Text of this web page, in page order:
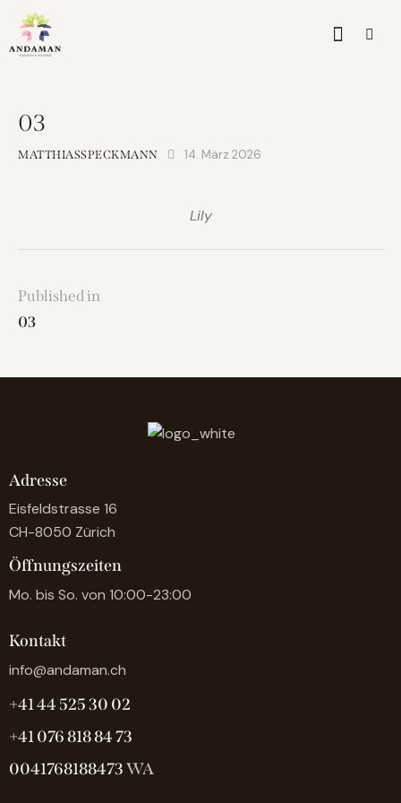
03
MATTHIASSPECKMANN 14. März 2026
Lily
Published in
03
Adresse
Eisfeldstrasse 16
CH-8050 Zürich
Öffnungszeiten
Mo. bis So. von 10:00-23:00
Kontakt
info@andaman.ch
+41 44 525 30 02
+41 076 818 84 73
0041768188473WA